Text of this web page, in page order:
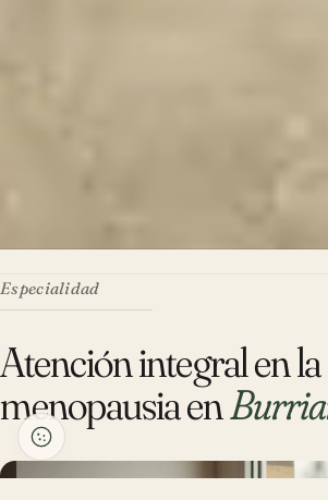
Especialidad
Atención integral en la
menopausia en